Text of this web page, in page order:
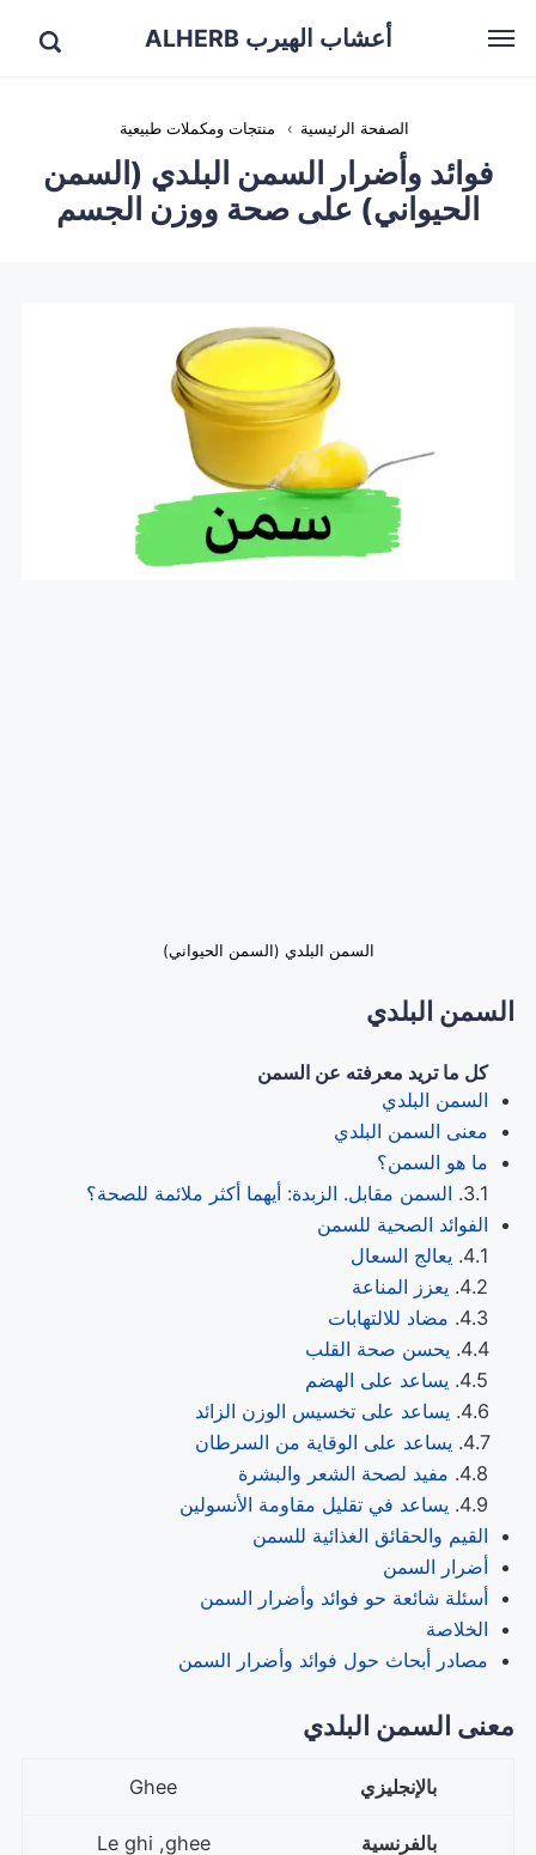
أعشاب الهيرب ALHERB
الصفحة الرئيسية › منتجات ومكملات طبيعية
فوائد وأضرار السمن البلدي (السمن
الحيواني) على صحة ووزن الجسم
السمن البلدي (السمن الحيواني)
السمن البلدي
كل ما تريد معرفته عن السمن
السمن البلدي
معنى السمن البلدي
ما هو السمن؟
السمن مقابل. الزبدة: أيهما أكثر ملائمة للصحة؟
الفوائد الصحية للسمن
يعالج السعال
يعزز المناعة
مضاد للالتهابات
يحسن صحة القلب
يساعد على الهضم
يساعد على تخسيس الوزن الزائد
يساعد على الوقاية من السرطان
مفيد لصحة الشعر والبشرة
يساعد في تقليل مقاومة الأنسولين
القيم والحقائق الغذائية للسمن
أضرار السمن
أسئلة شائعة حو فوائد وأضرار السمن
الخلاصة
مصادر أبحاث حول فوائد وأضرار السمن
معنى السمن البلدي
بالإنجليزي Ghee
بالفرنسية Le ghi ,ghee